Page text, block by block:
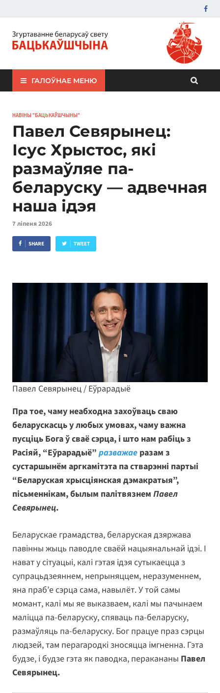
ЗБС "Бацькаўшчына"
ГАЛОЎНАЕ МЕНЮ
НАВІНЫ "БАЦЬКАЎШЧЫНЫ"
Павел Севярынец:
Ісус Хрыстос, які
размаўляе па-
беларуску — адвечная
наша ідэя
7 ліпеня 2026
SHARE TWEET
Павел Севярынец / Еўрарадыё
Пра тое, чаму неабходна захоўваць сваю
беларускасць у любых умовах, чаму важна
пусціць Бога ў сваё сэрца, і што нам рабіць з
Расіяй, “Еўрарадыё” разважае разам з
сустаршынём аргкамітэта па стварэнні партыі
“Беларуская хрысціянская дэмакратыя”,
пісьменнікам, былым палітвязнем Павел
Севярынец.
Беларускае грамадства, беларуская дзяржава
павінны жыць паводле сваёй нацыянальнай ідэі. І
нават у сітуацыі, калі гэтая ідэя сутыкаецца з
супрацьдзеяннем, непрыняццем, неразуменнем,
яна праб’е сэрца сама, навылёт. У той самы
момант, калі мы яе выказваем, калі мы пачынаем
маліцца па-беларуску, спяваць па-беларуску,
размаўляць па-беларуску. Бог працуе праз сэрцы
людзей, там перагародкі зносяцца імгненна. Гэта
будзе, і будзе гэта як паводка, перакананы Павел
Севярынец.